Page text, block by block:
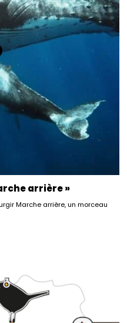
arrière »
Marche arrière, un morceau